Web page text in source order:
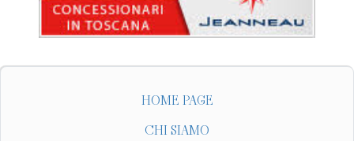
HOME PAGE
CHI SIAMO